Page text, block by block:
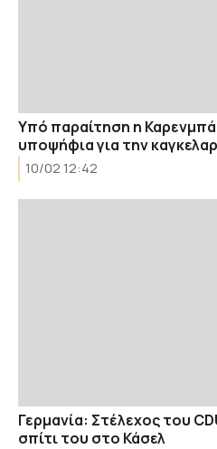
Υπό παραίτηση η
υποψήφια για την
10/02 12:42
Γερμανία: Στέλεχος του
σπίτι του στο Κάσελ